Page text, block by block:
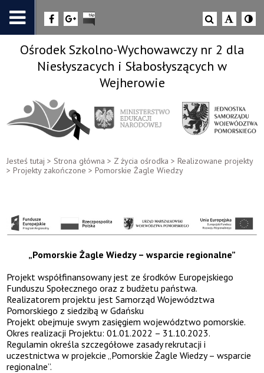
Ośrodek Szkolno-Wychowawczy nr 2 dla
Niesłyszacych i Słabosłyszących w
Wejherowie
Jesteś tutaj >Strona główna > Z życia ośrodka >Realizowane projekty
>Projekty zakończone >Pomorskie Żagle Wiedzy
„Pomorskie Żagle Wiedzy – wsparcie regionalne”
Projekt współfinansowany jest ze środków Europejskiego
Funduszu Społecznego oraz z budżetu państwa.
Realizatorem projektu jest Samorząd Województwa
Pomorskiego z siedzibą w Gdańsku
Projekt obejmuje swym zasięgiem województwo pomorskie.
Okres realizacji Projektu: 01.01.2022 – 31.10.2023.
Regulamin określa szczegółowe zasady rekrutacji i
uczestnictwa w projekcie „Pomorskie Żagle Wiedzy – wsparcie
regionalne”.